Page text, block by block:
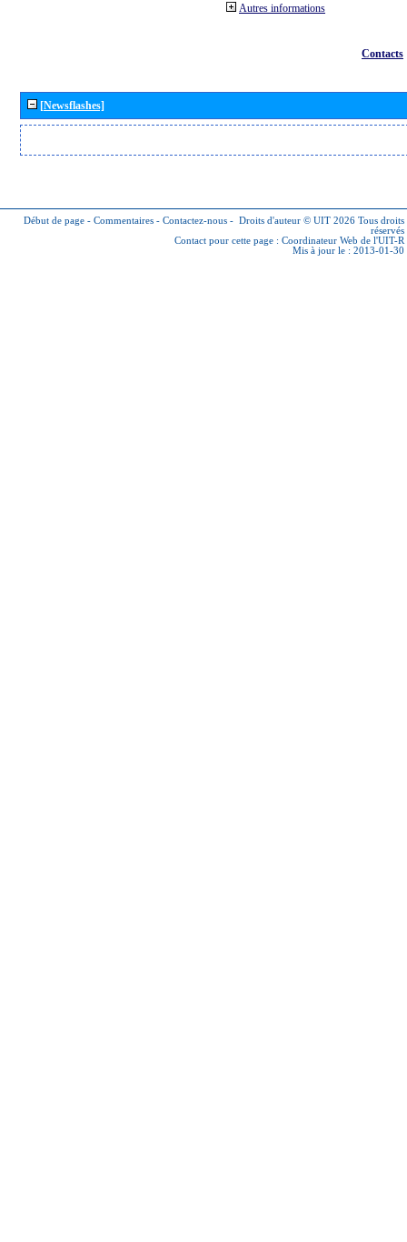
Autres informations
Contacts
[Newsflashes]
Début de page - Commentaires - Contactez-nous - Droits d'auteur © UIT 2026 Tous droits
réservés
Contact pour cette page : Coordinateur Web de l'UIT-R
Mis à jour le : 2013-01-30